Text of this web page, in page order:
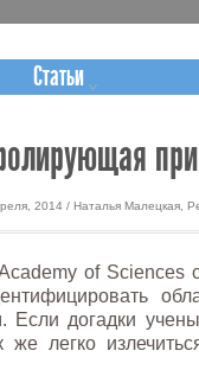
Статьи
2014 / Наталья Малецкая,
of Sciences
Если догадки
легко